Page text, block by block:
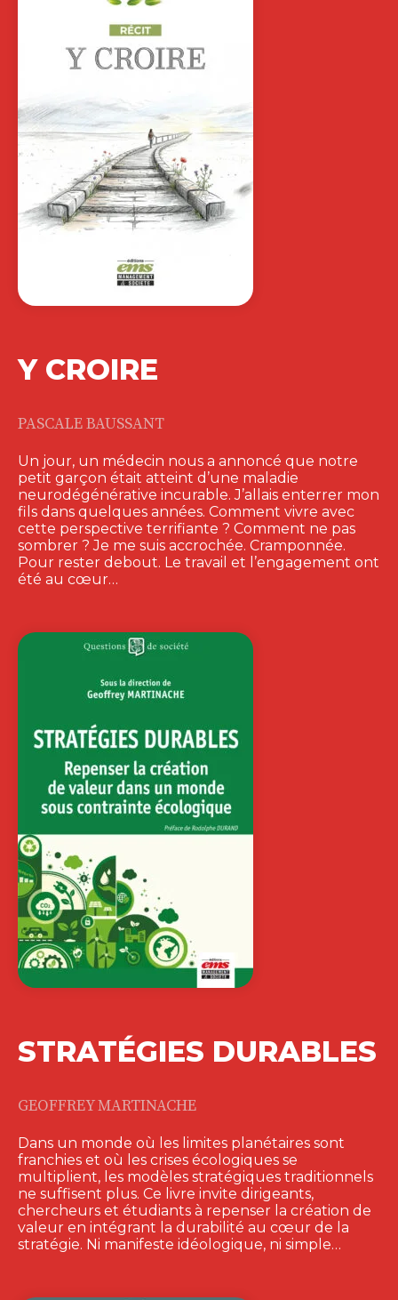
Y CROIRE
PASCALE BAUSSANT
Un jour, un médecin nous a annoncé que notre
petit garçon était atteint d’une maladie
neurodégénérative incurable. J’allais enterrer mon
fils dans quelques années. Comment vivre avec
cette perspective terrifiante ? Comment ne pas
sombrer ? Je me suis accrochée. Cramponnée.
Pour rester debout. Le travail et l’engagement ont
été au cœur…
STRATÉGIES DURABLES
GEOFFREY MARTINACHE
Dans un monde où les limites planétaires sont
franchies et où les crises écologiques se
multiplient, les modèles stratégiques traditionnels
ne suffisent plus. Ce livre invite dirigeants,
chercheurs et étudiants à repenser la création de
valeur en intégrant la durabilité au cœur de la
stratégie. Ni manifeste idéologique, ni simple…